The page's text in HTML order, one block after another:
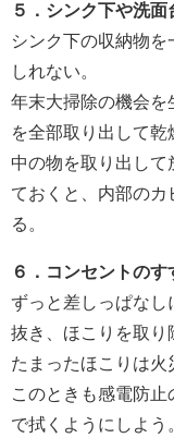
５．シンク下や洗面
シンク下の収納物
しれない。
年末大掃除の機会を
を全部取り出して乾
中の物を取り出して
ておくと、内部のカ
る。
６．コンセントのす
ずっと差しっぱなし
抜き、ほこりを取り
たまったほこりは火
このときも感電防
で拭くようにしよう